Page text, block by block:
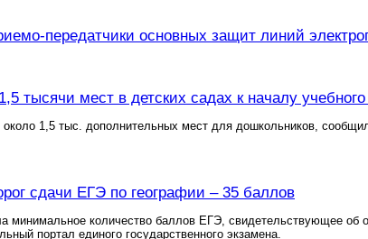
передатчики основных защит линий
тысячи мест в детских садах к началу учебного
около 1,5 тыс. дополнительных мест для дошкольников,
сдачи ЕГЭ по географии – 35 баллов
минимальное количество баллов ЕГЭ, свидетельствующее об
портал единого государственного экзамена.